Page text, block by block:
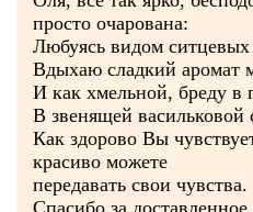
просто очарована:
Любуясь видом ситцевых
Вдыхаю сладкий аромат
И как хмельной, бреду в
В звенящей васильковой
Как здорово Вы
красиво можете
передавать свои чувства.
Спасибо за доставленное